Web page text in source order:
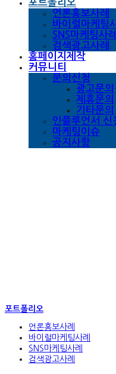
포트폴리오
언론홍보사례
바이럴마케팅
SNS마케팅사례
검색광고사례
홈페이지제작
커뮤니티
문의신청
광고문의
제휴문의
기타문의
인플루언서 신
마케팅이슈
공지사항
포트폴리오
언론홍보사례
바이럴마케팅사례
SNS마케팅사례
검색광고사례